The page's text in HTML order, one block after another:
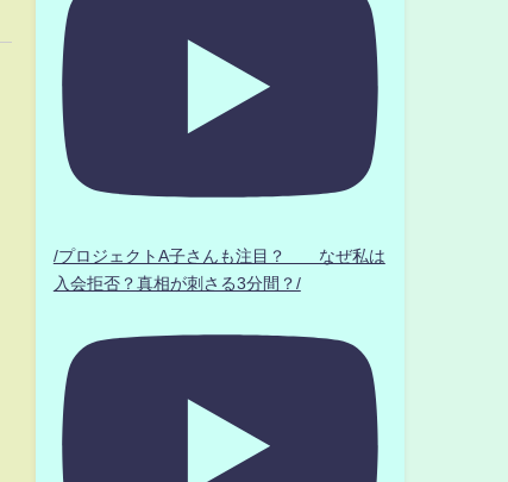
/プロジェクトA子さんも注目？ なぜ私は
入会拒否？真相が刺さる3分間？/